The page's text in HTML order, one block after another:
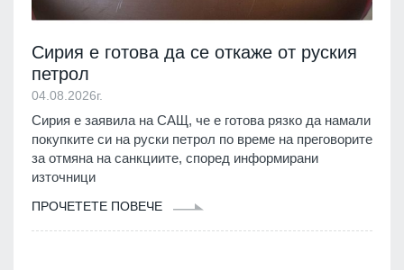
Сирия е готова да се откаже от руския
петрол
04.08.2026г.
Сирия е заявила на САЩ, че е готова рязко да намали
покупките си на руски петрол по време на преговорите
за отмяна на санкциите, според информирани
източници
ПРОЧЕТЕТЕ ПОВЕЧЕ